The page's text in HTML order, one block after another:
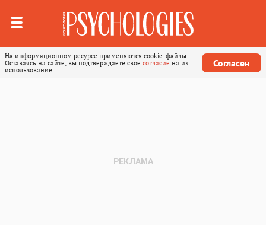
На информационном ресурсе применяются cookie-файлы.
Оставаясь на сайте, вы подтверждаете свое согласие на их
использование.
Согласен